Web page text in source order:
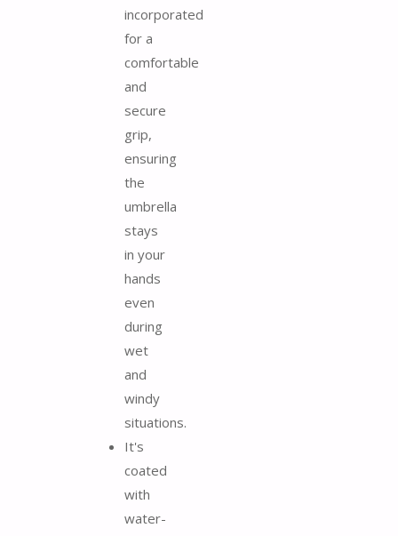
incorporated
for a
comfortable
and
secure
grip,
ensuring
the
umbrella
stays
in your
hands
even
during
wet
and
windy
situations.
It's
coated
with
water-